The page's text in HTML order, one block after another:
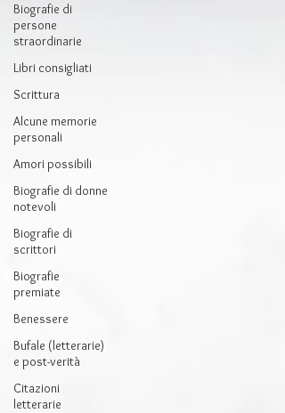
Biografie di
persone
straordinarie
Libri consigliati
Scrittura
Alcune memorie
personali
Amori possibili
Biografie di donne
notevoli
Biografie di
scrittori
Biografie
premiate
Benessere
Bufale (letterarie)
e post-verità
Citazioni
letterarie